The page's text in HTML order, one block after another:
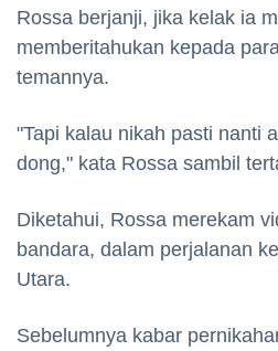
Rossa berjanji, jika kelak ia
memberitahukan kepada
temannya.
"Tapi kalau nikah pasti nanti
dong," kata Rossa sambil
Diketahui, Rossa merekam
bandara, dalam perjalanan
Utara.
Sebelumnya kabar